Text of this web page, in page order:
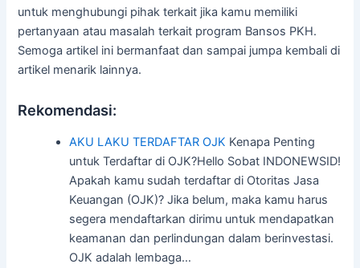
untuk menghubungi pihak terkait jika kamu memiliki
pertanyaan atau masalah terkait program Bansos PKH.
Semoga artikel ini bermanfaat dan sampai jumpa kembali di
artikel menarik lainnya.
Rekomendasi:
AKU LAKU TERDAFTAR OJK Kenapa Penting
untuk Terdaftar di OJK?Hello Sobat INDONEWSID!
Apakah kamu sudah terdaftar di Otoritas Jasa
Keuangan (OJK)? Jika belum, maka kamu harus
segera mendaftarkan dirimu untuk mendapatkan
keamanan dan perlindungan dalam berinvestasi.
OJK adalah lembaga…